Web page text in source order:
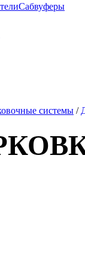
Сабвуферы
системы /